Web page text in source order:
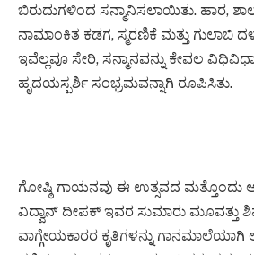
ಬಿರುದುಗಳಿಂದ ಸನ್ಮಾನಿಸಲಾಯಿತು. ಹಾರ,
ನಾಮಾಂಕಿತ ಕಡಗ, ಸ್ಮರಣಿಕೆ ಮತ್ತು ಗುಲಾಬಿ
ಇವೆಲ್ಲವೂ ಸೇರಿ, ಸನ್ಮಾನವನ್ನು ಕೇವಲ
ಹೃದಯಸ್ಪರ್ಶಿ ಸಂಭ್ರಮವನ್ನಾಗಿ ರೂಪಿಸಿತು.
ಗೋಷ್ಠಿ ಗಾಯನವು ಈ ಉತ್ಸವದ ಮತ್ತೊಂದು
ವಿದ್ವಾನ್ ದೀಪಕ್ ಇವರ ಸುಮಾರು ಮೂವತ್ತು
ವಾಗ್ಗೇಯಕಾರರ ಕೃತಿಗಳನ್ನು